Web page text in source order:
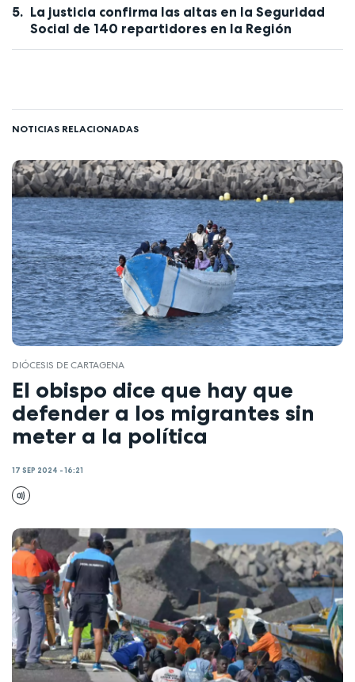
La justicia confirma las altas en la Seguridad
Social de 140 repartidores en la Región
NOTICIAS RELACIONADAS
DIÓCESIS DE CARTAGENA
El obispo dice que hay que
defender a los migrantes sin
meter a la política
17 SEP 2024 - 16:21